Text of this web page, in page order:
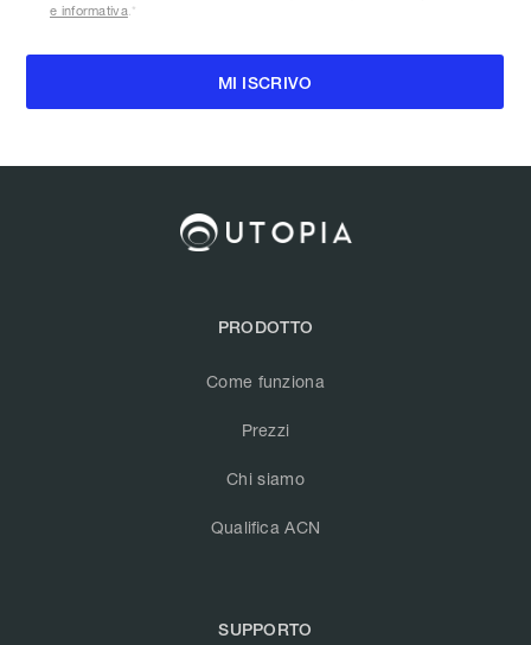
e informativa *
PRODOTTO
Come funziona
Prezzi
Chi siamo
Qualifica ACN
SUPPORTO